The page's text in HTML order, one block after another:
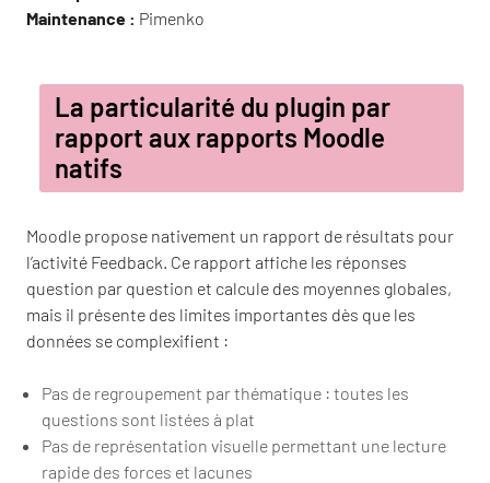
Maintenance : Pimenko
La particularité du plugin par
rapport aux rapports Moodle
natifs
Moodle propose nativement un rapport de résultats pour
l’activité Feedback. Ce rapport affiche les réponses
question par question et calcule des moyennes globales,
mais il présente des limites importantes dès que les
données se complexifient :
Pas de regroupement par thématique : toutes les
questions sont listées à plat
Pas de représentation visuelle permettant une lecture
rapide des forces et lacunes